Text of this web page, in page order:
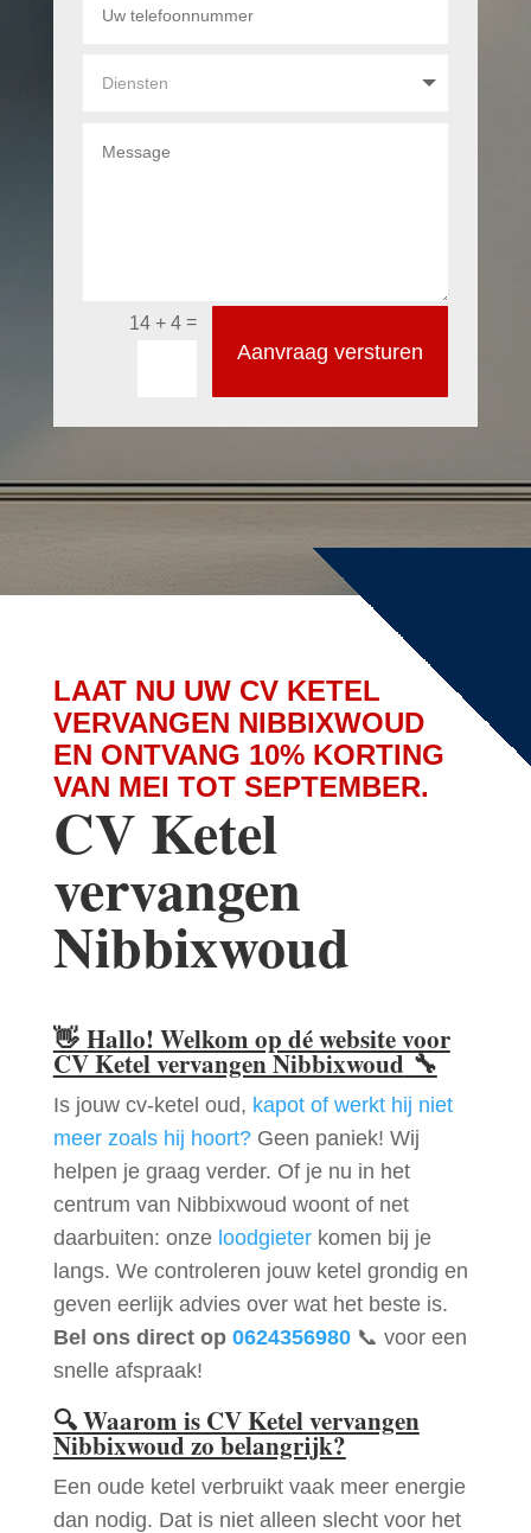
14 + 4=
Aanvraag versturen
LAAT NU UW CV KETEL
VERVANGEN NIBBIXWOUD
EN ONTVANG 10% KORTING
VAN MEI TOT SEPTEMBER.
CV Ketel
vervangen
Nibbixwoud
👋 Hallo! Welkom op dé website voor
CV Ketel vervangen Nibbixwoud🔧
Is jouw cv-ketel oud, kapot of werkt hij niet
meer zoals hij hoort?Geen paniek! Wij
helpen je graag verder. Of je nu in het
centrum van Nibbixwoud woont of net
daarbuiten: onze loodgieterkomen bij je
langs. We controleren jouw ketel grondig en
geven eerlijk advies over wat het beste is.
Bel ons direct op 0624356980📞 voor een
snelle afspraak!
🔍Waarom is CV Ketel vervangen
Nibbixwoud zo belangrijk?
Een oude ketel verbruikt vaak meer energie
dan nodig. Dat is niet alleen slecht voor het